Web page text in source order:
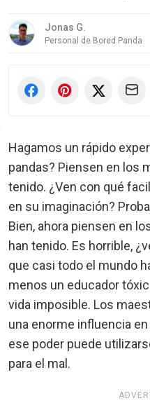
Jonas G.
Personal de Bored Panda
Hagamos un rápido
pandas? Piensen en los
tenido. ¿Ven con qué
en su imaginación?
Bien, ahora piensen en
han tenido. Es horrible,
que casi todo el mundo
menos un educador
vida imposible. Los
una enorme influencia
ese poder puede
para el mal.